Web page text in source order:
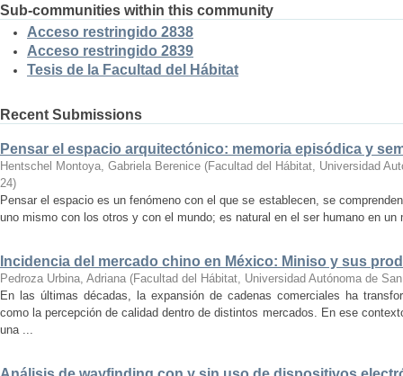
Sub-communities within this community
Acceso restringido 2838
Acceso restringido 2839
Tesis de la Facultad del Hábitat
Recent Submissions
Pensar el espacio arquitectónico: memoria episódica y
Hentschel Montoya, Gabriela Berenice (Facultad del Hábitat, Universidad
24)
Pensar el espacio es un fenómeno con el que se establecen, se
uno mismo con los otros y con el mundo; es natural en el ser humano en
Incidencia del mercado chino en México: Miniso y sus
Pedroza Urbina, Adriana (Facultad del Hábitat, Universidad Autónoma de
En las últimas décadas, la expansión de cadenas comerciales ha
como la percepción de calidad dentro de distintos mercados. En ese
una ...